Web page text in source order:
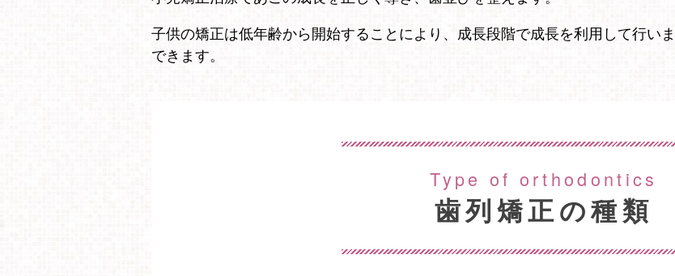
子供の矯正は低年齢から開始することにより、成長段階で成長を利用して行い
できます。
Type of orthodontics
歯列矯正の種類